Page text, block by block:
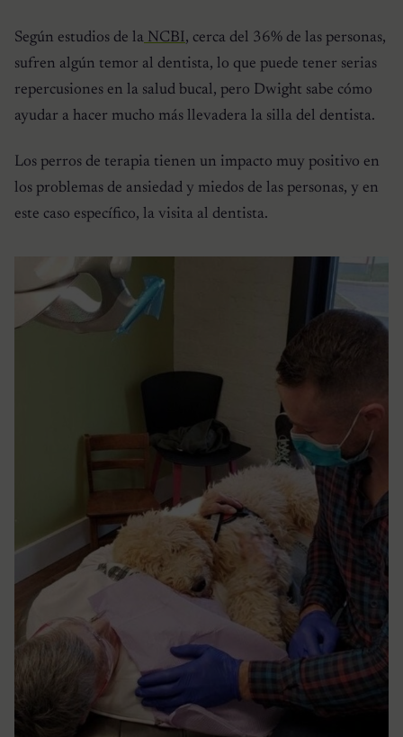
Según estudios de la NCBI, cerca del 36% de las personas,
sufren algún temor al dentista, lo que puede tener serias
repercusiones en la salud bucal, pero Dwight sabe cómo
ayudar a hacer mucho más llevadera la silla del dentista.
Los perros de terapia tienen un impacto muy positivo en
los problemas de ansiedad y miedos de las personas, y en
este caso específico, la visita al dentista.